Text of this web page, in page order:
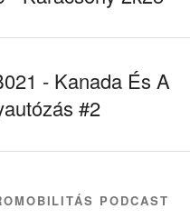
- Kanada És A
#2
PODCAST